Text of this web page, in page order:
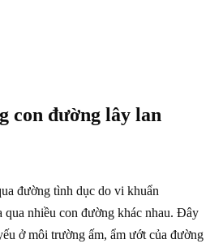
con đường lây lan
đường tình dục do vi khuẩn
qua nhiều con đường khác nhau. Đây
ở môi trường ấm, ẩm ướt của đường